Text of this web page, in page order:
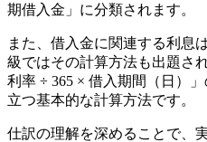
期借入金」に分類されます。
また、借入金に関連する利息
級ではその計算方法も出題さ
利率 ÷ 365 × 借入期間（日）
立つ基本的な計算方法です。
仕訳の理解を深めることで、